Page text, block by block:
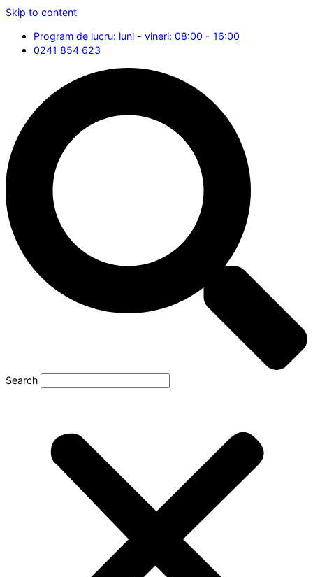
Skip to content
Program de lucru: luni - vineri: 08:00 - 16:00
0241 854 623
Search